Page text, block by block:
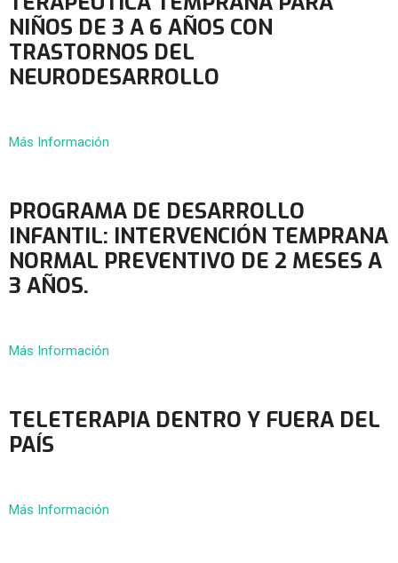
NIÑOS DE 3 A 6 AÑOS CON
TRASTORNOS DEL
NEURODESARROLLO
Más Información
PROGRAMA DE DESARROLLO
INFANTIL: INTERVENCIÓN TEMPRANA
NORMAL PREVENTIVO DE 2 MESES A
3 AÑOS.
Más Información
TELETERAPIA DENTRO Y FUERA DEL
PAÍS
Más Información